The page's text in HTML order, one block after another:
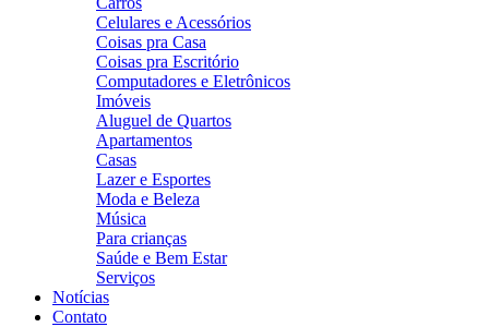
Celulares e Acessórios
Coisas pra Casa
Coisas pra Escritório
Computadores e Eletrônicos
Imóveis
Aluguel de Quartos
Apartamentos
Casas
Lazer e Esportes
Moda e Beleza
Música
Para crianças
Saúde e Bem Estar
Serviços
Notícias
Contato